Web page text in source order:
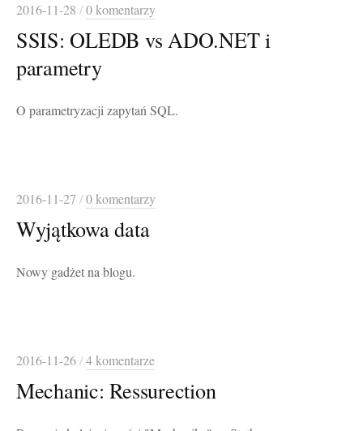
2016-11-28 /0 komentarzy
SSIS: OLEDB vs ADO.NET i
parametry
O parametryzacji zapytań SQL.
2016-11-27 /0 komentarzy
Wyjątkowa data
Nowy gadżet na blogu.
2016-11-26/4 komentarze
Mechanic: Ressurection